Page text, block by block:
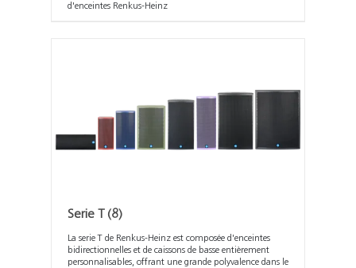
d'enceintes Renkus-Heinz
Serie T (8)
La serie T de Renkus-Heinz est composée d'enceintes
bidirectionnelles et de caissons de basse entièrement
personnalisables, offrant une grande polyvalence dans le